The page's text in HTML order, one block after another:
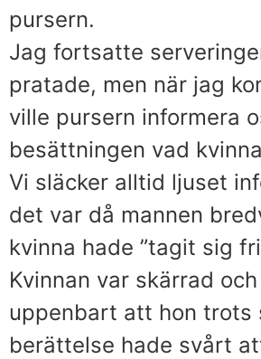
pursern.
Jag fortsatte
pratade, men när jag
ville pursern informera
besättningen vad
Vi släcker alltid ljuset
det var då mannen
kvinna hade ”tagit sig
Kvinnan var skärrad
uppenbart att hon trots
berättelse hade svårt